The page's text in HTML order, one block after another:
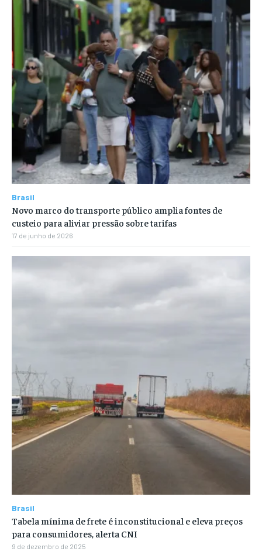
Brasil
Novo marco do transporte público amplia fontes de
custeio para aliviar pressão sobre tarifas
17 de junho de 2026
Brasil
Tabela mínima de frete é inconstitucional e eleva preços
para consumidores, alerta CNI
9 de dezembro de 2025